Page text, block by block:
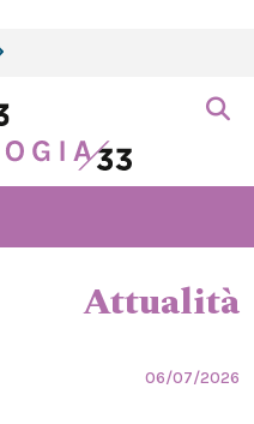
Attualità
06/07/2026